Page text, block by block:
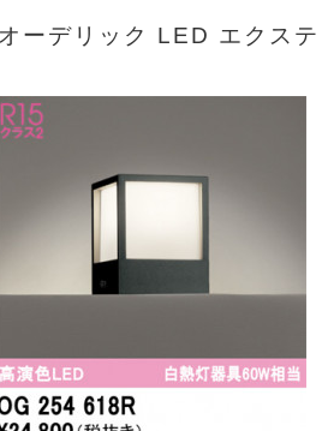
ーデリック LED エクス